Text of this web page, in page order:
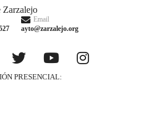
Email
ayto@zarzalejo.org
PRESENCIAL: